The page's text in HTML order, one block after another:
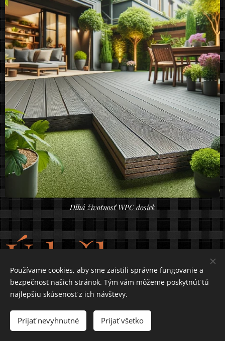
Dlhá životnosť WPC dosiek
Údržba a
starostlivo
Používame cookies, aby sme zaistili správne fungovanie a
bezpečnosť našich stránok. Tým vám môžeme poskytnúť tú
najlepšiu skúsenosť z ich návštevy.
Prijať nevyhnutné Prijať všetko